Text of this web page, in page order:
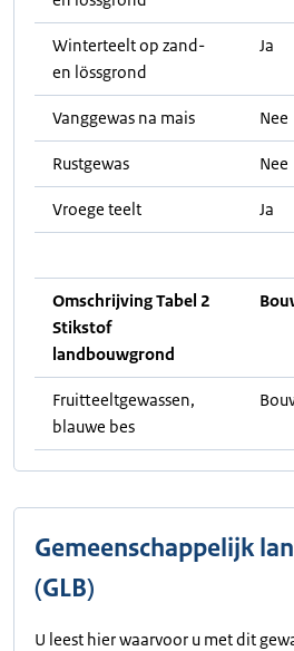
Winterteelt op zand-
en lössgrond
Ja
Vanggewas na mais Nee
Rustgewas Nee
Vroege teelt Ja
Omschrijving Tabel 2
Stikstof
landbouwgrond
Fruitteeltgewassen,
blauwe bes
Gemeenschappelijk
(GLB)
U leest hier waarvoor u met dit